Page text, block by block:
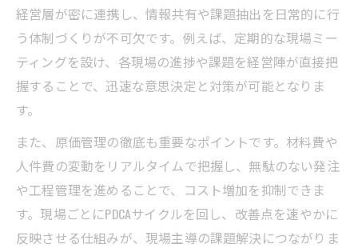
経営層が密に連携し、情報共有や課題抽出を日常的に行
う体制づくりが不可欠です。例えば、定期的な現場ミー
ティングを設け、各現場の進捗や課題を経営陣が直接把
握することで、迅速な意思決定と対策が可能となりま
す。
また、原価管理の徹底も重要なポイントです。材料費や
人件費の変動をリアルタイムで把握し、無駄のない発注
や工程管理を進めることで、コスト増加を抑制できま
す。現場ごとにPDCAサイクルを回し、改善点を速やかに
反映させる仕組みが、現場主導の課題解決につながりま